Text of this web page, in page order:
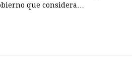
que considera…